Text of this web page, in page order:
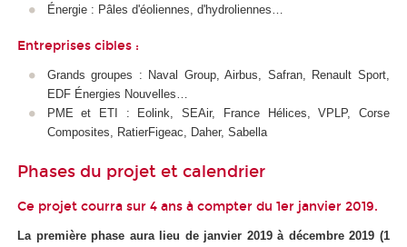
Énergie : Pâles d'éoliennes, d'hydroliennes…
Entreprises cibles :
Grands groupes : Naval Group, Airbus, Safran, Renault Sport,
EDF Énergies Nouvelles…
PME et ETI : Eolink, SEAir, France Hélices, VPLP, Corse
Composites, RatierFigeac, Daher, Sabella
Phases du projet et calendrier
Ce projet courra sur 4 ans à compter du 1er janvier 2019.
La première phase aura lieu de janvier 2019 à décembre 2019 (1